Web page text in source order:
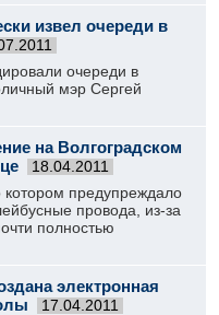
извел очереди в
очереди в
мэр Сергей
на Волгоградском
18.04.2011
котором предупреждало
провода, из-за
полностью
электронная
17.04.2011